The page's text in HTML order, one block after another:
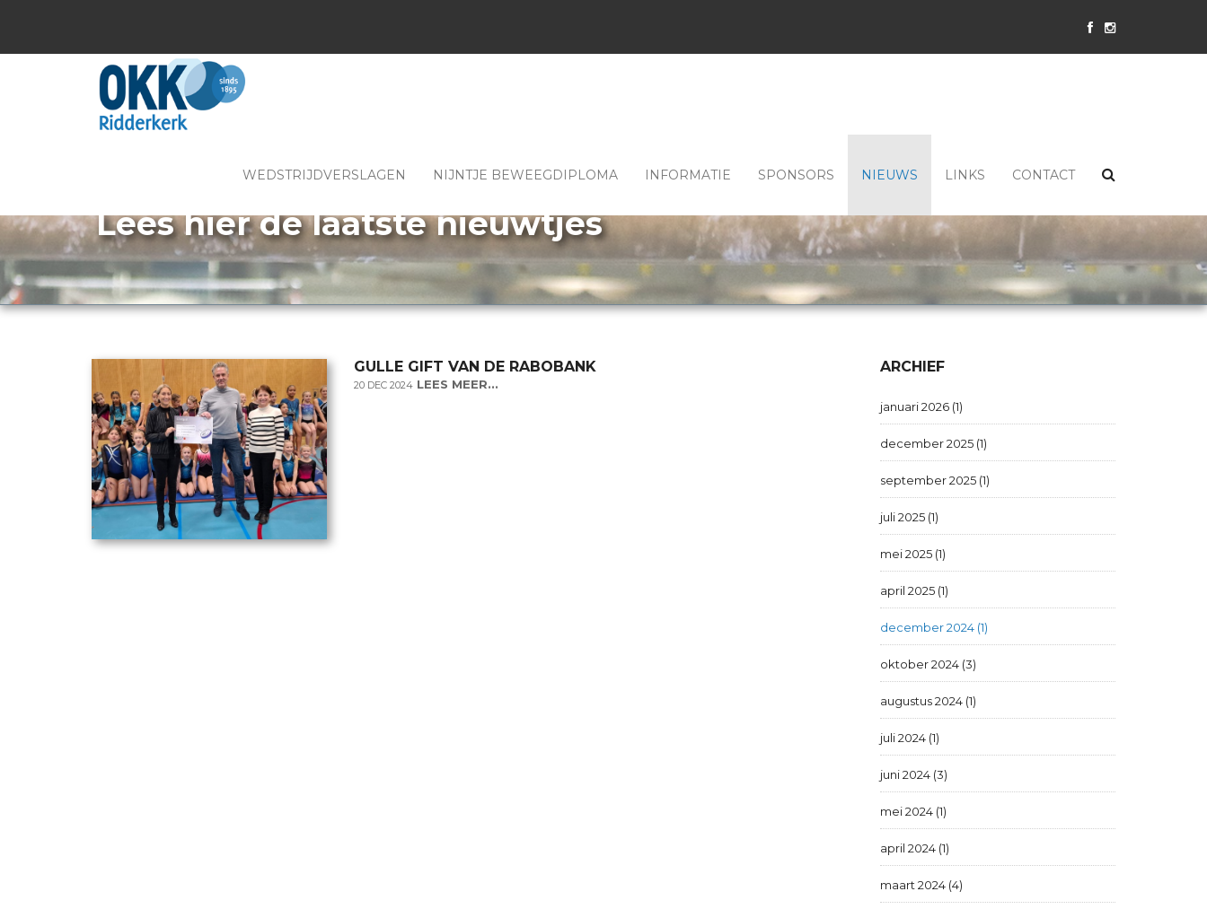
WEDSTRIJDVERSLAGEN NIJNTJE BEWEEGDIPLOMA INFORMATIE SPONSORS NIEUWS LINKS CONTACT
Lees hier de laatste nieuwtjes
GULLE GIFT VAN DE RABOBANK
20 DEC 2024 LEES MEER...
ARCHIEF
januari 2026 (1)
december 2025 (1)
september 2025 (1)
juli 2025 (1)
mei 2025 (1)
april 2025 (1)
december 2024 (1)
oktober 2024 (3)
augustus 2024 (1)
juli 2024 (1)
juni 2024 (3)
mei 2024 (1)
april 2024 (1)
maart 2024 (4)